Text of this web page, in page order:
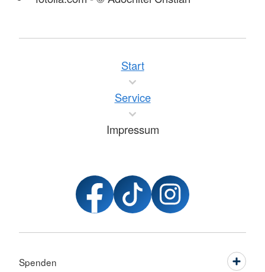
Start
Service
Impressum
Spenden